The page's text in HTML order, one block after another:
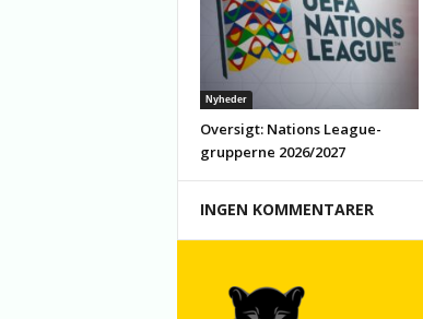
Nyheder
Oversigt: Nations League-
grupperne 2026/2027
INGEN KOMMENTARER